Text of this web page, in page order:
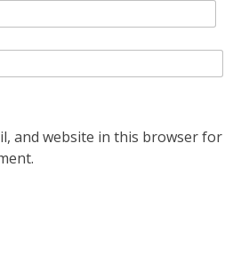
and website in this browser for